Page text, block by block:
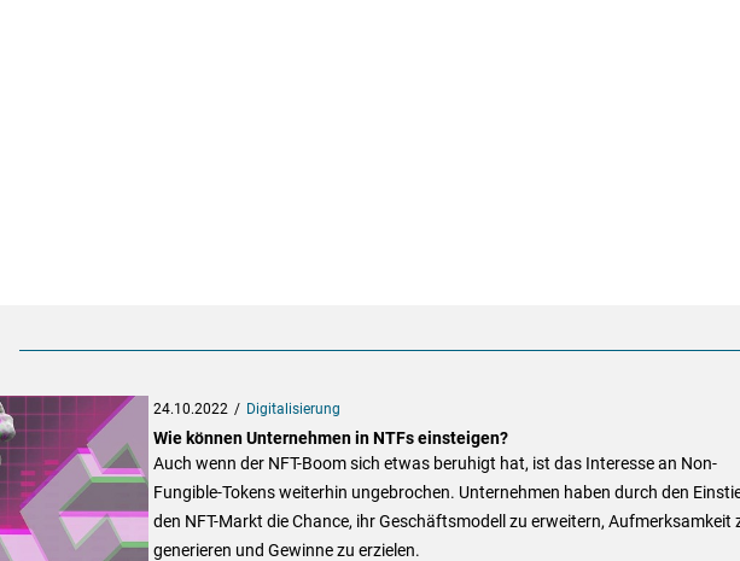
24.10.2022 Digitalisierung
Wie können Unternehmen in NTFs einsteigen?
Auch wenn der NFT-Boom sich etwas beruhigt hat, ist das Interesse an Non-
Fungible-Tokens weiterhin ungebrochen. Unternehmen haben durch den
den NFT-Markt die Chance, ihr Geschäftsmodell zu erweitern, Aufmerksamkeit
generieren und Gewinne zu erzielen.